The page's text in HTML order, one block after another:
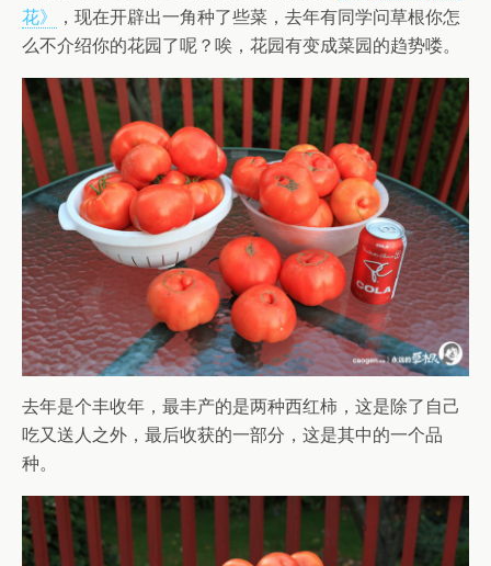
花》
，现在开辟出一角种了些菜，去年有同学问草根你怎
么不介绍你的花园了呢？唉，花园有变成菜园的趋势喽。
去年是个丰收年，最丰产的是两种西红柿，这是除了自己
吃又送人之外，最后收获的一部分，这是其中的一个品
种。